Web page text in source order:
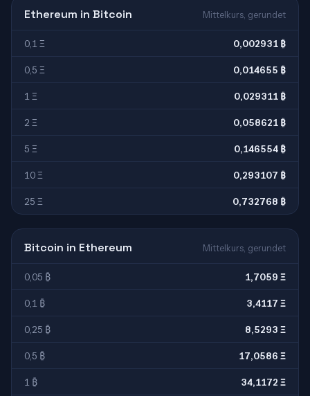
Ethereum in Bitcoin Mittelkurs, gerundet
0,1 Ξ 0,002931 ₿
0,5 Ξ 0,014655 ₿
1 Ξ 0,029311 ₿
2 Ξ 0,058621 ₿
5 Ξ 0,146554 ₿
10 Ξ 0,293107 ₿
25 Ξ 0,732768 ₿
Bitcoin in Ethereum Mittelkurs, gerundet
0,05 ₿ 1,7059 Ξ
0,1 ₿ 3,4117 Ξ
0,25 ₿ 8,5293 Ξ
0,5 ₿ 17,0586 Ξ
1 ₿ 34,1172 Ξ